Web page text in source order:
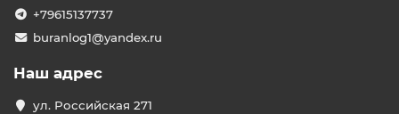
+79615137737
buranlog1@yandex.ru
Наш адрес
ул. Российская 271